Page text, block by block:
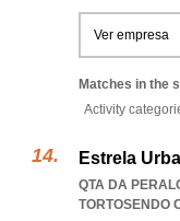
Ver empresa
Matches in the
Activity
Estrela
QTA DA
TORTOSENDO